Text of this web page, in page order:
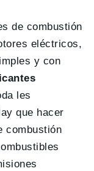
de combustión
eléctricos,
y con
les
que hacer
combustión